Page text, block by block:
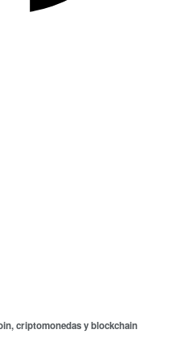
criptomonedas y blockchain